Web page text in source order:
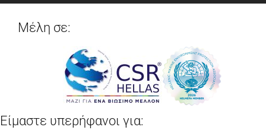
Μέλη σε:
Είμαστε υπερήφανοι για: